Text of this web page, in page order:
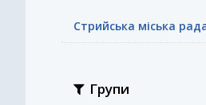
Стрийська міська
Групи